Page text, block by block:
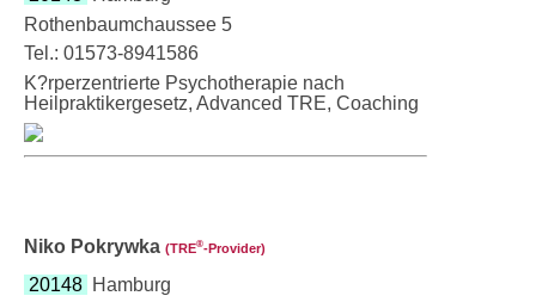
Rothenbaumchaussee 5
Tel.: 01573-8941586
K?rperzentrierte Psychotherapie nach
Heilpraktikergesetz, Advanced TRE, Coaching
Niko Pokrywka (TRE®‑Provider)
20148 Hamburg